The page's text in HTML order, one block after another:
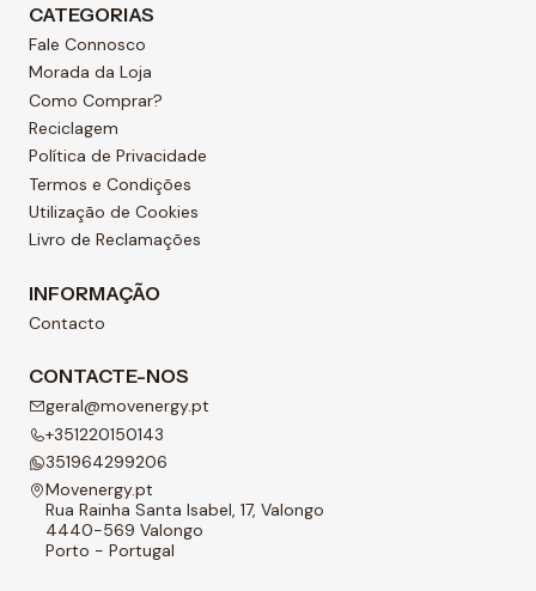
CATEGORIAS
Fale Connosco
Morada da Loja
Como Comprar?
Reciclagem
Política de Privacidade
Termos e Condições
Utilização de Cookies
Livro de Reclamações
INFORMAÇÃO
Contacto
CONTACTE-NOS
geral@movenergy.pt
+351220150143
351964299206
Movenergy.pt
Rua Rainha Santa Isabel, 17, Valongo
4440-569 Valongo
Porto - Portugal